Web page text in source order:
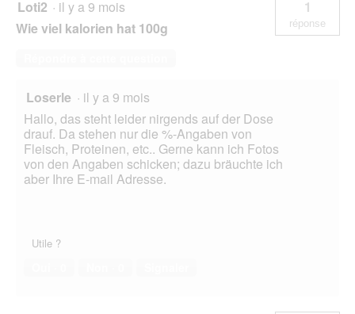
Loti2 · il y a 9 mois
Wie viel kalorien hat 100g
1
réponse
Loserle · il y a 9 mois
Hallo, das steht leider nirgends auf der Dose
drauf. Da stehen nur die %-Angaben von
Fleisch, Proteinen, etc.. Gerne kann ich Fotos
von den Angaben schicken; dazu bräuchte ich
aber Ihre E-mail Adresse.
Utile ?